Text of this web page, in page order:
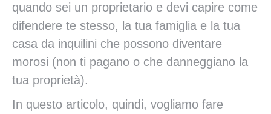
quando sei un proprietario e devi capire come
difendere te stesso, la tua famiglia e la tua
casa da inquilini che possono diventare
morosi (non ti pagano o che danneggiano la
tua proprietà).
In questo articolo, quindi, vogliamo fare